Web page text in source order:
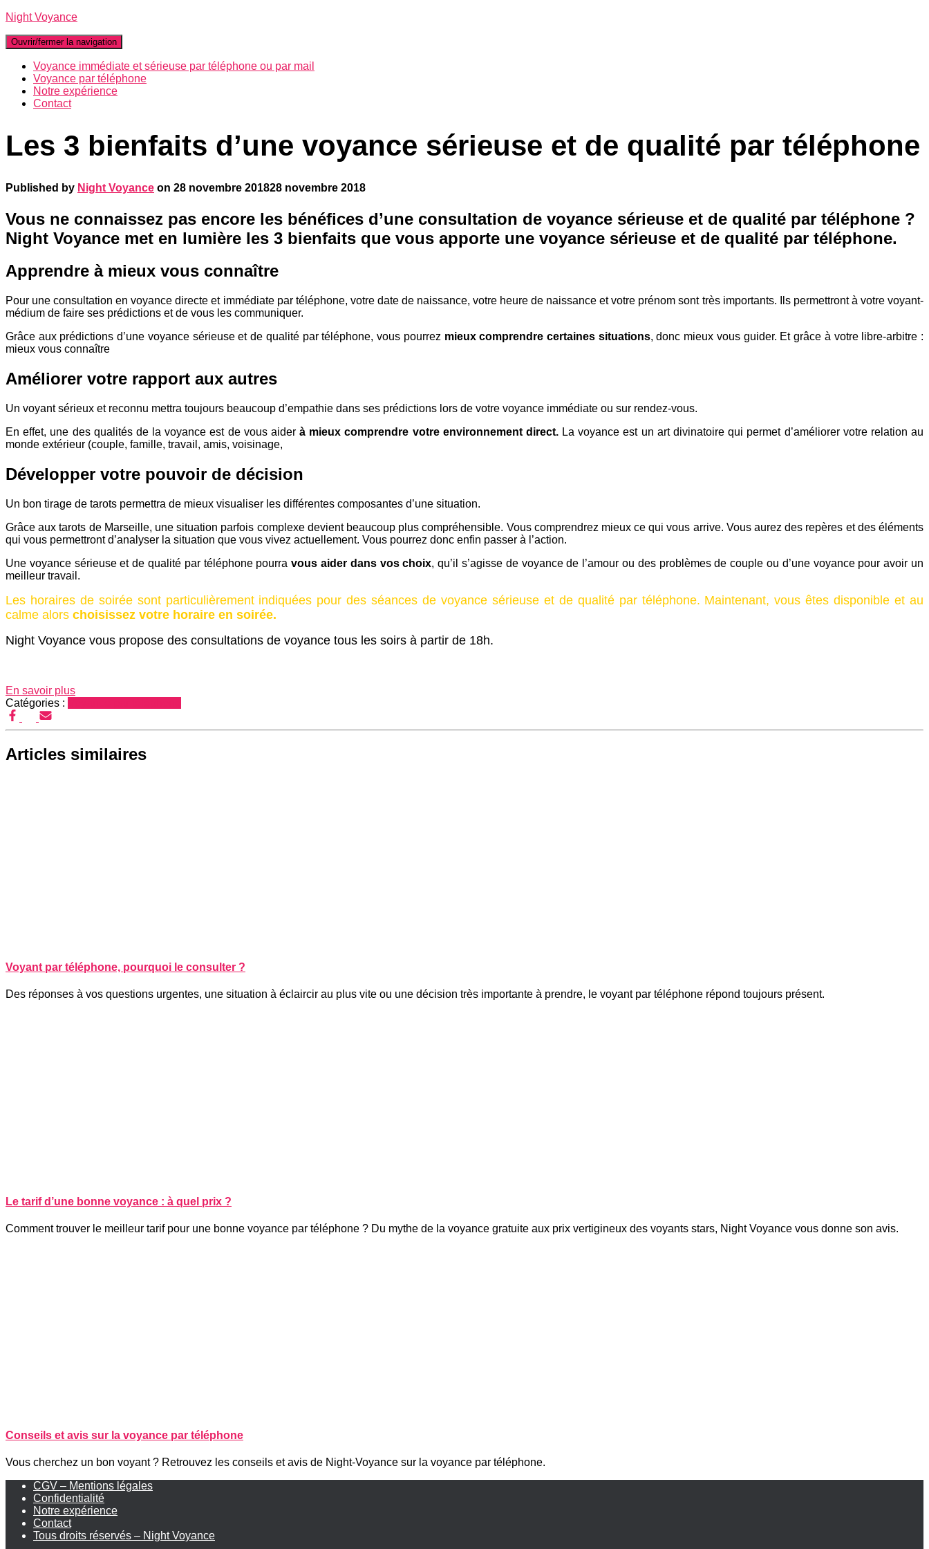
Night Voyance
Ouvrir/fermer la navigation
Voyance immédiate et sérieuse par téléphone ou par mail
Voyance par téléphone
Notre expérience
Contact
Les 3 bienfaits d’une voyance sérieuse et de qualité par téléphone
Published by Night Voyance on 28 novembre 201828 novembre 2018
Vous ne connaissez pas encore les bénéfices d’une consultation de voyance sérieuse et de qualité par téléphone ?
Night Voyance met en lumière les 3 bienfaits que vous apporte une voyance sérieuse et de qualité par téléphone.
Apprendre à mieux vous connaître
Pour une consultation en voyance directe et immédiate par téléphone, votre date de naissance, votre heure de naissance et votre prénom sont très importants. Ils permettront à votre voyant-
médium de faire ses prédictions et de vous les communiquer.
Grâce aux prédictions d’une voyance sérieuse et de qualité par téléphone, vous pourrez mieux comprendre certaines situations,donc mieux vous guider. Et grâce à votre libre-arbitre :
mieux vous connaître
Améliorer votre rapport aux autres
Un voyant sérieux et reconnu mettra toujours beaucoup d’empathie dans ses prédictions lors de votre voyance immédiate ou sur rendez-vous.
En effet, une des qualités de la voyance est de vous aiderà mieux comprendre votre environnement direct. La voyance est un art divinatoire qui permet d’améliorer votre relation au
monde extérieur (couple, famille, travail, amis, voisinage,
Développer votre pouvoir de décision
Un bon tirage de tarots permettra de mieux visualiser les différentes composantes d’une situation.
Grâce aux tarots de Marseille, une situation parfois complexe devient beaucoup plus compréhensible. Vous comprendrez mieux ce qui vous arrive. Vous aurez des repères et des éléments
qui vous permettront d’analyser la situation que vous vivez actuellement. Vous pourrez donc enfin passer à l’action.
Une voyance sérieuse et de qualité par téléphone pourravous aider dans vos choix, qu’il s’agisse de voyance de l’amour ou des problèmes de couple ou d’une voyance pour avoir un
meilleur travail.
Les horaires de soirée sont particulièrement indiquées pour des séances de voyance sérieuse et de qualité par téléphone. Maintenant, vous êtes disponible et au
calme alors choisissez votre horaire en soirée.
Night Voyance vous propose des consultations de voyance tous les soirs à partir de 18h.
En savoir plus
Catégories :
Articles similaires
Voyant par téléphone, pourquoi le consulter ?
Des réponses à vos questions urgentes, une situation à éclaircir au plus vite ou une décision très importante à prendre, le voyant par téléphone répond toujours présent.
Le tarif d’une bonne voyance : à quel prix ?
Comment trouver le meilleur tarif pour une bonne voyance par téléphone ? Du mythe de la voyance gratuite aux prix vertigineux des voyants stars, Night Voyance vous donne son avis.
Conseils et avis sur la voyance par téléphone
Vous cherchez un bon voyant ? Retrouvez les conseils et avis de Night-Voyance sur la voyance par téléphone.
CGV – Mentions légales
Confidentialité
Notre expérience
Contact
Tous droits réservés – Night Voyance